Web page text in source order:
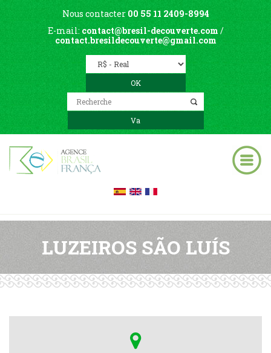
Nous contacter 00 55 11 2409-8994
E-mail: contact@bresil-decouverte.com /
contact.bresildecouverte@gmail.com
LUZEIROS SÃO LUÍS